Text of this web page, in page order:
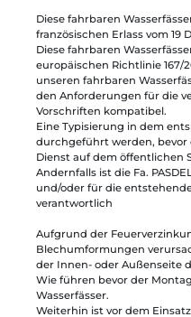
Diese fahrbaren
französischen Erlass vom 19
Diese fahrbaren
europäischen Richtlinie 167/
unseren fahrbaren
den Anforderungen für die
Vorschriften kompatibel.
Eine Typisierung in dem
durchgeführt werden, bevor
Dienst auf dem öffentlichen
Andernfalls ist die Fa.
und/oder für die
verantwortlich
Aufgrund der
Blechumformungen
der Innen- oder Außenseite
Wie führen bevor der
Wasserfässer.
Weiterhin ist vor dem